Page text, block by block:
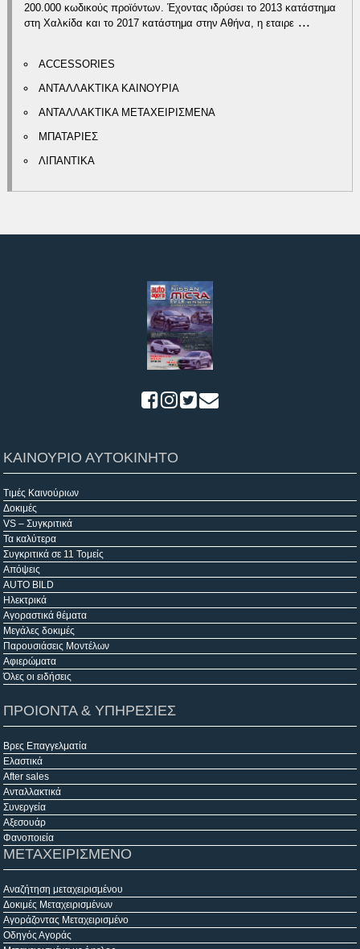
200.000 κωδικούς προϊόντων. Έχοντας ιδρύσει το 2013 κατάστημα
στη Χαλκίδα και το 2017 κατάστημα στην Αθήνα, η εταιρε ...
ACCESSORIES
ΑΝΤΑΛΛΑΚΤΙΚΑ ΚΑΙΝΟΥΡΙΑ
ΑΝΤΑΛΛΑΚΤΙΚΑ ΜΕΤΑΧΕΙΡΙΣΜΕΝΑ
ΜΠΑΤΑΡΙΕΣ
ΛΙΠΑΝΤΙΚΑ
ΚΑΙΝΟΥΡΙΟ ΑΥΤΟΚΙΝΗΤΟ
Τιμές Καινούριων
Δοκιμές
VS – Συγκριτικά
Τα καλύτερα
Συγκριτικά σε 11 Τομείς
Απόψεις
AUTO BILD
Ηλεκτρικά
Αγοραστικά θέματα
Μεγάλες δοκιμές
Παρουσιάσεις Μοντέλων
Αφιερώματα
Όλες οι ειδήσεις
ΠΡΟΙΟΝΤΑ & ΥΠΗΡΕΣΙΕΣ
Βρες Επαγγελματία
Ελαστικά
After sales
Ανταλλακτικά
Συνεργεία
Αξεσουάρ
Φανοποιεία
ΜΕΤΑΧΕΙΡΙΣΜΕΝΟ
Αναζήτηση μεταχειρισμένου
Δοκιμές Μεταχειρισμένων
Αγοράζοντας Μεταχειρισμένο
Οδηγός Αγοράς